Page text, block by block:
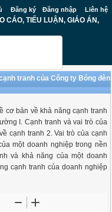
Đăng ký Đăng nhập Liên hệ
CÁO, TIỂU LUẬN, GIÁO ÁN,
tranh của Công ty Bóng đèn
cơ bản về khả năng cạnh tranh
I. Cạnh tranh và vai trò của
cạnh tranh 2. Vai trò của cạnh
một doanh nghiệp trong nền
và khả năng của một doanh
cạnh tranh của doanh nghiệp